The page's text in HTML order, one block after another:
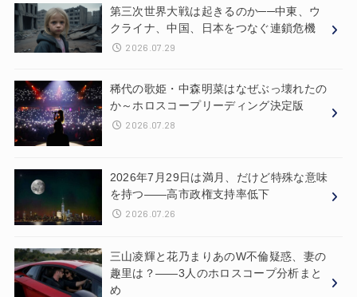
第三次世界大戦は起きるのか──中東、ウ
クライナ、中国、日本をつなぐ連鎖危機
2026.07.29
稀代の歌姫・中森明菜はなぜぶっ壊れたの
か～ホロスコープリーディング決定版
2026.07.28
2026年7月29日は満月、だけど特殊な意味
を持つ——高市政権支持率低下
2026.07.26
三山凌輝と花乃まりあのW不倫疑惑、妻の
趣里は？——3人のホロスコープ分析まと
め